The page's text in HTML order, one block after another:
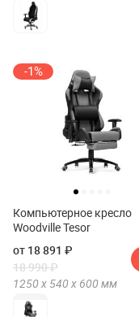
-1%
Компьютерное кресло
Woodville Tesor
от 18 891 ₽
18 990 ₽
1250 х 540 х 600 мм